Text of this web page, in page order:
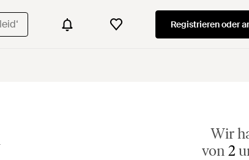
Registrieren oder
Wir
von 2